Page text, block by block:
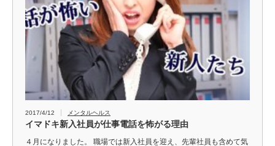
2017/4/12 メンタルヘルス
イマドキ新入社員が仕事電話を怖がる理由
４月になりました。 職場では新入社員を迎え、先輩社員も含めて気